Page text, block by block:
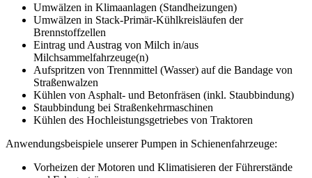
Umwälzen in Klimaanlagen (Standheizungen)
Umwälzen in Stack-Primär-Kühlkreisläufen der
Brennstoffzellen
Eintrag und Austrag von Milch in/aus
Milchsammelfahrzeuge(n)
Aufspritzen von Trennmittel (Wasser) auf die Bandage von
Straßenwalzen
Kühlen von Asphalt- und Betonfräsen (inkl. Staubbindung)
Staubbindung bei Straßenkehrmaschinen
Kühlen des Hochleistungsgetriebes von Traktoren
Anwendungsbeispiele unserer Pumpen in Schienenfahrzeuge:
Vorheizen der Motoren und Klimatisieren der Führerstände